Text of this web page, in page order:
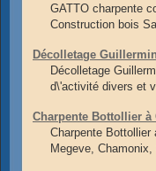
GATTO charpente
Construction bois
Décolletage Guillermin
Décolletage
d\'activité divers et
Charpente Bottollier à
Charpente Bottollier
Megeve,